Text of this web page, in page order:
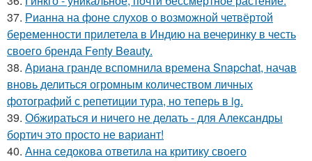
37. Рианна на фоне слухов о возможной четвёртой
беременности прилетела в Индию на вечеринку в честь
своего бренда Fenty Beauty.
38. Ариана гранде вспомнила времена Snapchat, начав
вновь делиться огромным количеством личных
фотографий с репетиции тура, но теперь в ig.
39. Обжираться и ничего не делать - для Александры
бортич это просто не вариант!
40. Анна седокова ответила на критику своего